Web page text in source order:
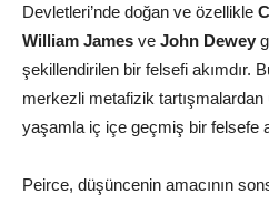
Devletleri’nde doğan ve özellikle
William James ve John Dewey
şekillendirilen bir felsefi akımdır.
merkezli metafizik
yaşamla iç içe geçmiş bir felsefe
Peirce, düşüncenin amacının